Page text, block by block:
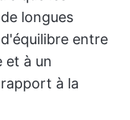
longues
entre
et à un
à la